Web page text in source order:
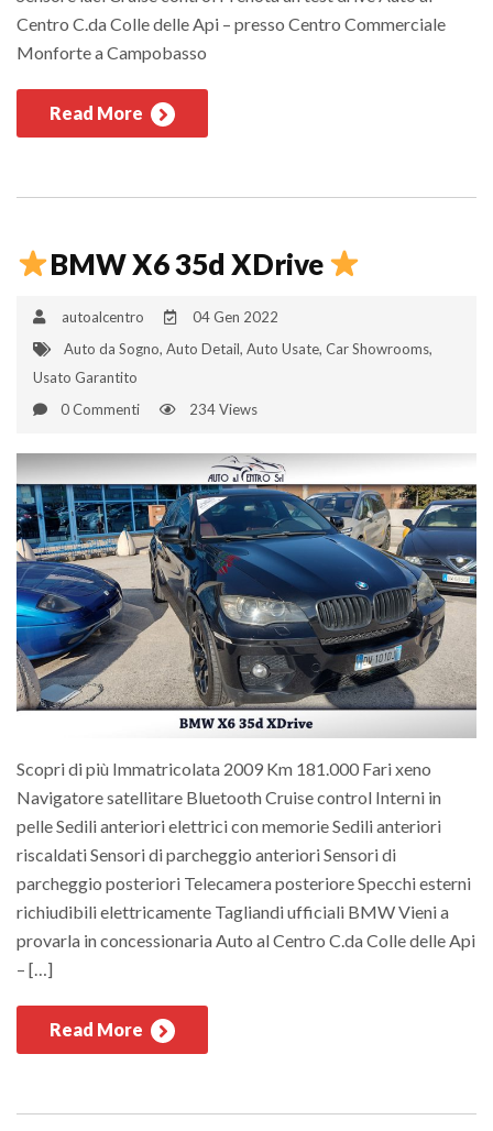
Centro C.da Colle delle Api – presso Centro Commerciale
Monforte a Campobasso
Read More
BMW X6 35d XDrive
autoalcentro
04 Gen 2022
Auto da Sogno, Auto Detail, Auto Usate, Car Showrooms,
Usato Garantito
0 Commenti
234 Views
Scopri di più Immatricolata 2009 Km 181.000 Fari xeno
Navigatore satellitare Bluetooth Cruise control Interni in
pelle Sedili anteriori elettrici con memorie Sedili anteriori
riscaldati Sensori di parcheggio anteriori Sensori di
parcheggio posteriori Telecamera posteriore Specchi esterni
richiudibili elettricamente Tagliandi ufficiali BMW Vieni a
provarla in concessionaria Auto al Centro C.da Colle delle Api
– […]
Read More